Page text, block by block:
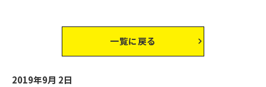
一覧に戻る
2019年9月 2日